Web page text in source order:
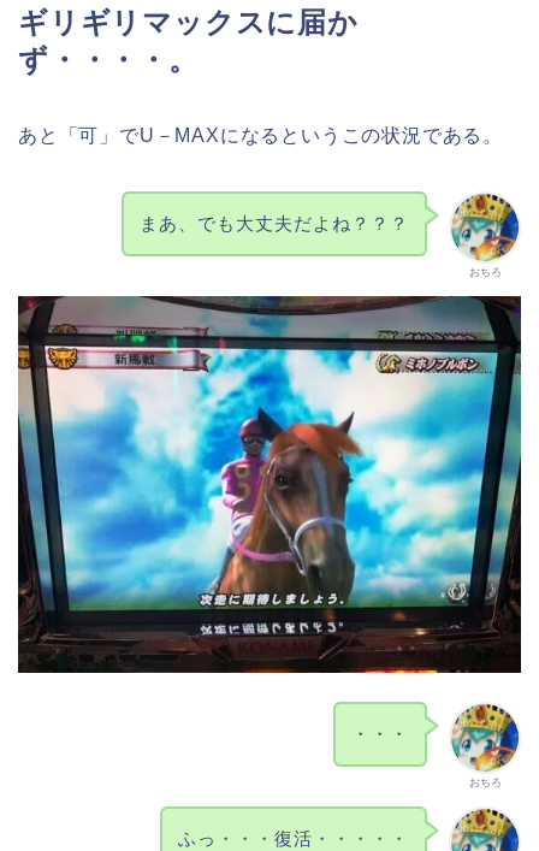
ギリギリマックスに届か
ず・・・・。
あと「可」でU－MAXになるというこの状況である。
おちろ
まあ、でも大丈夫だよね？？？
おちろ
・・・
ふっ・・・復活・・・・・